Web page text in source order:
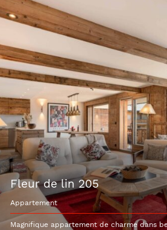
fleur de lin 205
appartement
Magnifique appartement de charme dans